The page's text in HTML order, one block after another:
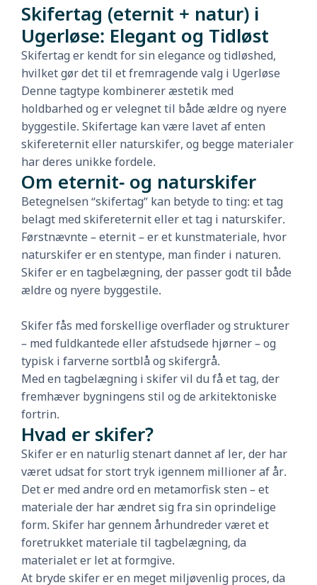
Skifertag (eternit + natur) i
Ugerløse: Elegant og Tidløst
Skifertag er kendt for sin elegance og tidløshed,
hvilket gør det til et fremragende valg i Ugerløse
Denne tagtype kombinerer æstetik med
holdbarhed og er velegnet til både ældre og nyere
byggestile. Skifertage kan være lavet af enten
skifereternit eller naturskifer, og begge materialer
har deres unikke fordele.
Om eternit- og naturskifer
Betegnelsen “skifertag” kan betyde to ting: et tag
belagt med skifereternit eller et tag i naturskifer.
Førstnævnte – eternit – er et kunstmateriale, hvor
naturskifer er en stentype, man finder i naturen.
Skifer er en tagbelægning, der passer godt til både
ældre og nyere byggestile.
Skifer fås med forskellige overflader og strukturer
– med fuldkantede eller afstudsede hjørner – og
typisk i farverne sortblå og skifergrå.
Med en tagbelægning i skifer vil du få et tag, der
fremhæver bygningens stil og de arkitektoniske
fortrin.
Hvad er skifer?
Skifer er en naturlig stenart dannet af ler, der har
været udsat for stort tryk igennem millioner af år.
Det er med andre ord en metamorfisk sten – et
materiale der har ændret sig fra sin oprindelige
form. Skifer har gennem århundreder været et
foretrukket materiale til tagbelægning, da
materialet er let at formgive.
At bryde skifer er en meget miljøvenlig proces, da